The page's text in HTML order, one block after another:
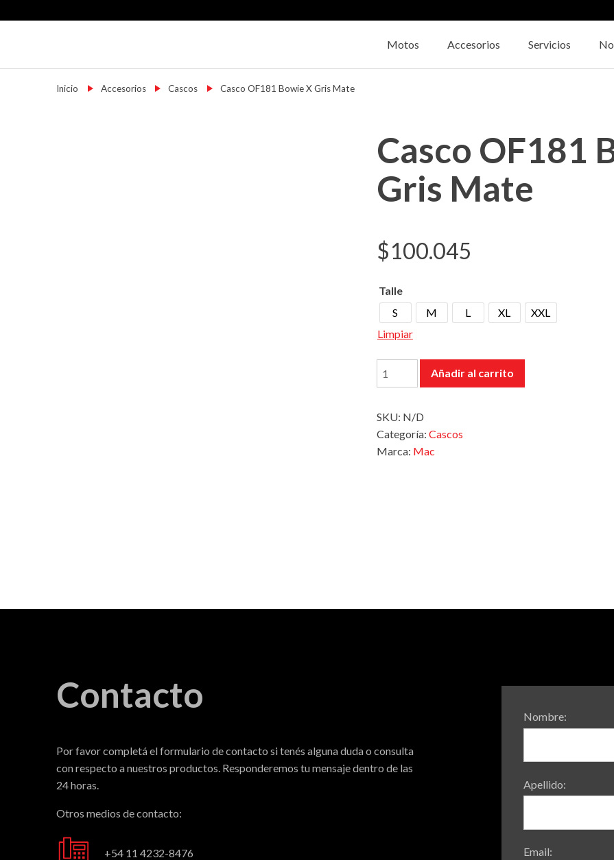
to
Motoshop Ezeiza
Motos y Accesorios
Motos Accesorios Servicios
Inicio → Accesorios→ Cascos → Casco OF181 Bowie X Gris Mate
Casco OF181
Gris Mate
$100.045
Talle
S
M L XL
XXL
Limpiar
Casco
OF181
X
Gris
Mate
Añadir al carrito
SKU: N/D
Categoría: Cascos
Marca: Mac
Contacto
Por favor completá el formulario de contacto si tenés alguna duda o consulta
con respecto a nuestros productos. Responderemos tu mensaje dentro de las
24 horas.
Otros medios de contacto:
+54 11 4232-8476
Nombre:
Apellido:
Email: